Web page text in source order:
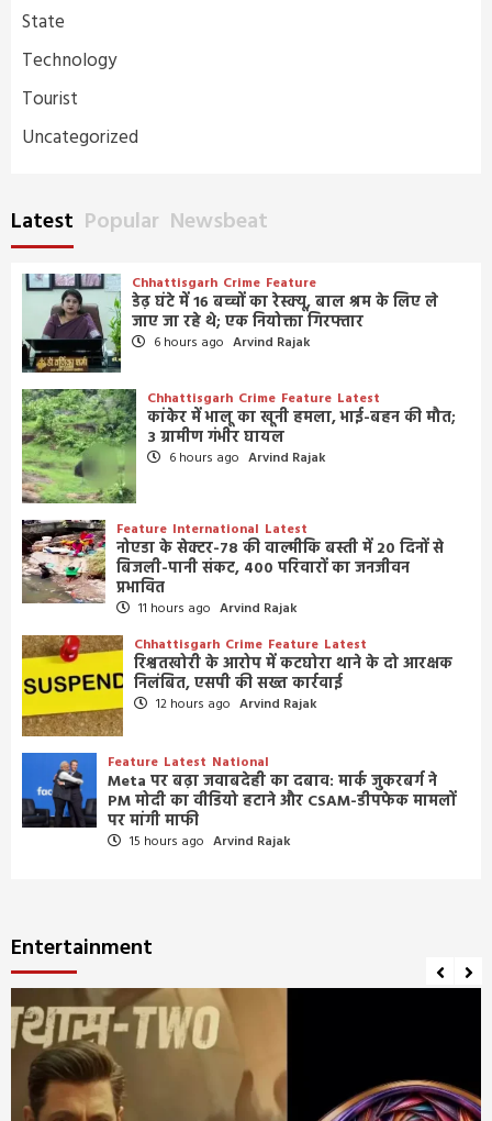
State
Technology
Tourist
Uncategorized
Latest Popular Newsbeat
Chhattisgarh Crime Feature
डेढ़ घंटे में 16 बच्चों का रेस्क्यू, बाल श्रम के लिए ले
जाए जा रहे थे; एक नियोक्ता गिरफ्तार
6 hours ago Arvind Rajak
Chhattisgarh Crime Feature Latest
कांकेर में भालू का खूनी हमला, भाई-बहन की मौत;
3 ग्रामीण गंभीर घायल
6 hours ago Arvind Rajak
Feature International Latest
नोएडा के सेक्टर-78 की वाल्मीकि बस्ती में 20 दिनों से
बिजली-पानी संकट, 400 परिवारों का जनजीवन
प्रभावित
11 hours ago Arvind Rajak
Chhattisgarh Crime Feature Latest
रिश्वतखोरी के आरोप में कटघोरा थाने के दो आरक्षक
निलंबित, एसपी की सख्त कार्रवाई
12 hours ago Arvind Rajak
Feature Latest National
Meta पर बढ़ा जवाबदेही का दबाव: मार्क जुकरबर्ग ने
PM मोदी का वीडियो हटाने और CSAM-डीपफेक मामलों
पर मांगी माफी
15 hours ago Arvind Rajak
Entertainment